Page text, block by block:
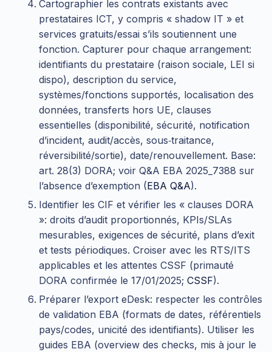
Cartographier les contrats existants avec
prestataires ICT, y compris « shadow IT » et
services gratuits/essai s’ils soutiennent une
fonction. Capturer pour chaque arrangement:
identifiants du prestataire (raison sociale, LEI si
dispo), description du service,
systèmes/fonctions supportés, localisation des
données, transferts hors UE, clauses
essentielles (disponibilité, sécurité, notification
d’incident, audit/accès, sous‑traitance,
réversibilité/sortie), date/renouvellement. Base:
art. 28(3) DORA; voir Q&A EBA 2025_7388 sur
l’absence d’exemption (EBA Q&A).
Identifier les CIF et vérifier les « clauses DORA
»: droits d’audit proportionnés, KPIs/SLAs
mesurables, exigences de sécurité, plans d’exit
et tests périodiques. Croiser avec les RTS/ITS
applicables et les attentes CSSF (primauté
DORA confirmée le 17/01/2025; CSSF).
Préparer l’export eDesk: respecter les contrôles
de validation EBA (formats de dates, référentiels
pays/codes, unicité des identifiants). Utiliser les
guides EBA (overview des checks, mis à jour le